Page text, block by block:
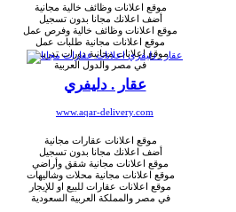
موقع اعلانات وظائف خالية مجانية
أضف اعلانك مجانا بدون تسجيل
موقع اعلانات وظائف خالية وفرص عمل
موقع اعلانات مجانية طلبات عمل
موقع اعلانات مجانية دورات تدريبية
في مصر والدول العربية
عقار . دليفري
www.aqar-delivery.com
موقع اعلانات عقارات مجانية
أضف اعلانك مجانا بدون تسجيل
موقع اعلانات مجانية شقق وأراضي
موقع اعلانات مجانية محلات وشاليهات
موقع اعلانات عقارات للبيع او للإيجار
في مصر والمملكة العربية السعودية